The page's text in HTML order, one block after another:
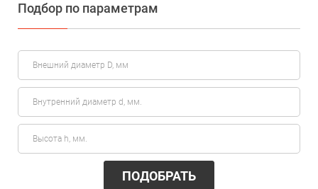
Подбор по параметрам
ПОДОБРАТЬ